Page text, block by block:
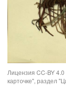
Лицензия CC-BY
карточке", раздел